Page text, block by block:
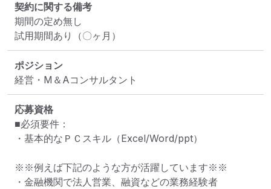
契約に関する備考
期間の定め無し
試用期間あり（〇ヶ月）
ポジション
経営・M＆Aコンサルタント
応募資格
■必須要件：
・基本的なＰＣスキル（Excel/Word/ppt）
※※例えば下記のような方が活躍しています※※
・金融機関で法人営業、融資などの業務経験者